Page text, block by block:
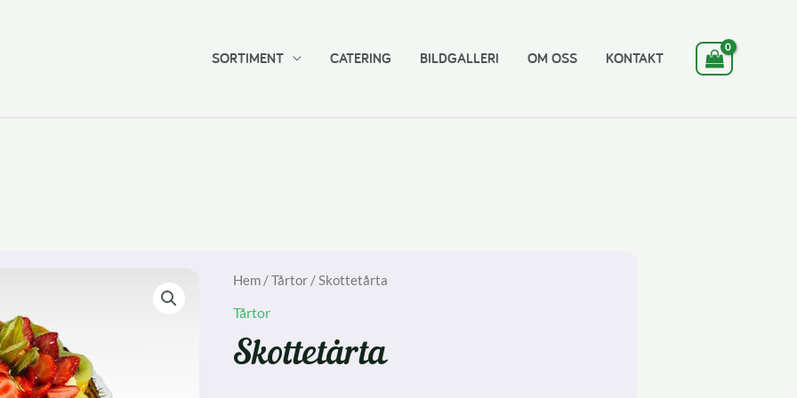
SORTIMENT CATERING BILDGALLERI OM OSS KONTAKT
Hem/Tårtor/ Skottetårta
Tårtor
Skottetårta